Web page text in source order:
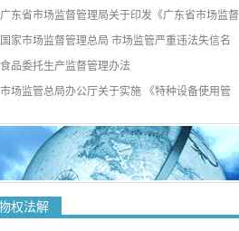
广东省市场监督管理局关于印发《广东省市场监督
国家市场监督管理总局 市场监管严重违法失信名
食品委托生产监督管理办法
市场监管总局办公厅关于实施 《特种设备使用管
权法解